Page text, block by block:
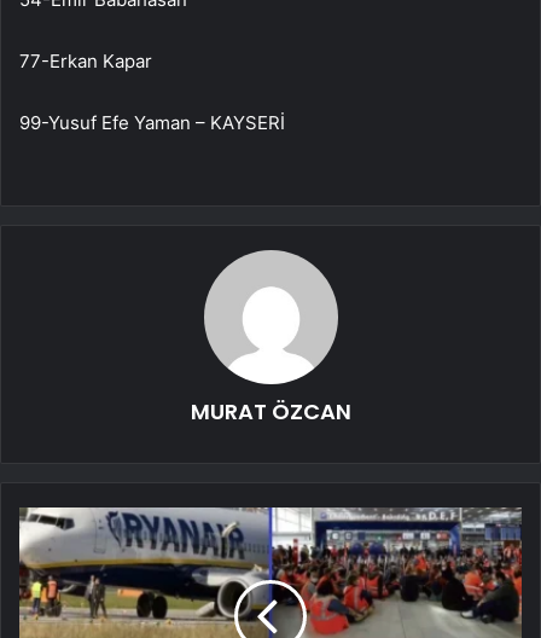
77-Erkan Kapar
99-Yusuf Efe Yaman – KAYSERİ
MURAT ÖZCAN